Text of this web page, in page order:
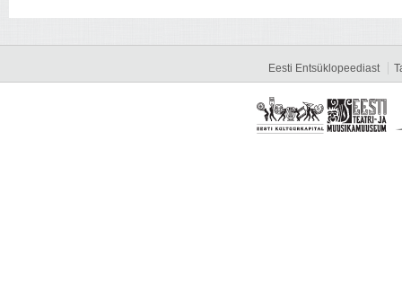
Eesti Entsüklopeediast